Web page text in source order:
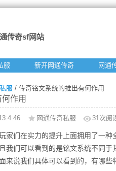
传奇sf网站
服 新开网通传奇 网通
服 / 传奇铭文系统的推出有何作用
作用
网通传奇私服 31次阅
家们在实力的提升上面拥用了一
我们可以看到的是铭文系统不同
来说我们具体可以看到的，有哪